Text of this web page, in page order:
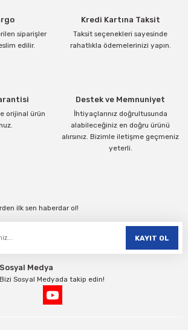
eksik bilgiler bulunuyor.
bulunuyor.
siparişler
edilir.
Kredi Kartına Taksit
Taksit seçenekleri sayesinde
rahatlıkla ödemelerinizi yapın.
orijinal ürün
Destek ve Memnuniyet
İhtiyaçlarınız doğrultusunda
alabileceğiniz en doğru ürünü
alırsınız. Bizimle iletişme geçmeniz
yeterli.
ilk sen haberdar ol!
KAYIT OL
Sosyal Medya
Bizi Sosyal Medyada takip edin!